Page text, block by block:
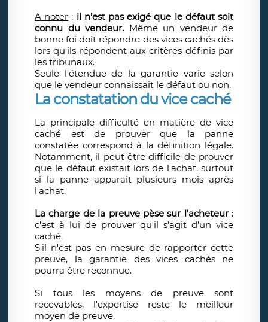
A noter : il n'est pas exigé que le défaut soit
connu du vendeur. Même un vendeur de
bonne foi doit répondre des vices cachés dès
lors qu'ils répondent aux critères définis par
les tribunaux.
Seule l'étendue de la garantie varie selon
que le vendeur connaissait le défaut ou non.
La constatation du vice caché
La principale difficulté en matière de vice
caché est de prouver que la panne
constatée correspond à la définition légale.
Notamment, il peut être difficile de prouver
que le défaut existait lors de l'achat, surtout
si la panne apparait plusieurs mois après
l'achat.
La charge de la preuve pèse sur l'acheteur:
c'est à lui de prouver qu'il s'agit d'un vice
caché.
S'il n'est pas en mesure de rapporter cette
preuve, la garantie des vices cachés ne
pourra être reconnue.
Si tous les moyens de preuve sont
recevables, l'expertise reste le meilleur
moyen de preuve.